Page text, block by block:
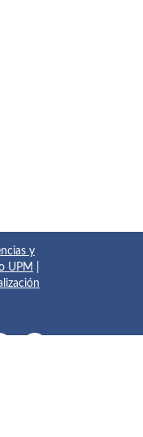
y
UPM